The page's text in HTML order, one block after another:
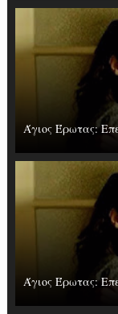
Άγιος Έρωτας:
Άγιος Έρωτας: